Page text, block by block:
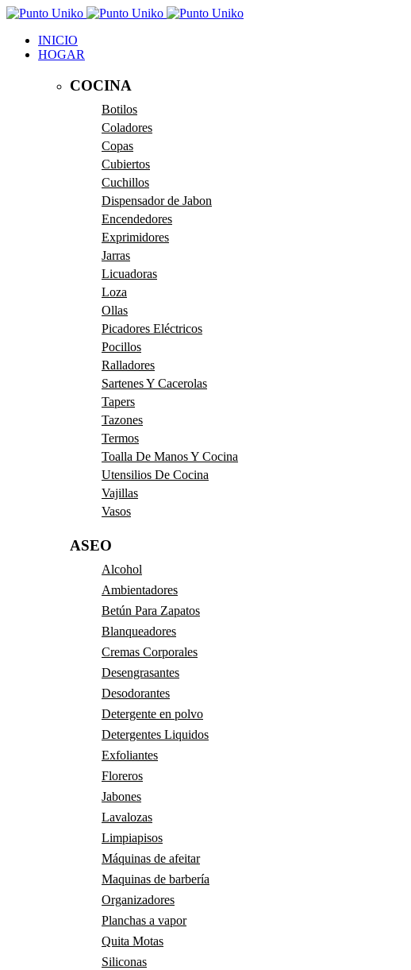
INICIO
HOGAR
COCINA
Botilos
Coladores
Copas
Cubiertos
Cuchillos
Dispensador de Jabon
Encendedores
Exprimidores
Jarras
Licuadoras
Loza
Ollas
Picadores Eléctricos
Pocillos
Ralladores
Sartenes Y Cacerolas
Tapers
Tazones
Termos
Toalla De Manos Y Cocina
Utensilios De Cocina
Vajillas
Vasos
ASEO
Alcohol
Ambientadores
Betún Para Zapatos
Blanqueadores
Cremas Corporales
Desengrasantes
Desodorantes
Detergente en polvo
Detergentes Liquidos
Exfoliantes
Floreros
Jabones
Lavalozas
Limpiapisos
Máquinas de afeitar
Maquinas de barbería
Organizadores
Planchas a vapor
Quita Motas
Siliconas